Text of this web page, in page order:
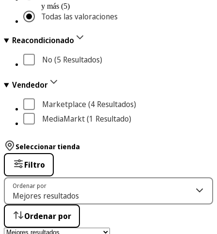
y más (5)
Todas las valoraciones
Reacondicionado
No (5 Resultados)
Vendedor
Marketplace (4 Resultados)
MediaMarkt (1 Resultado)
Seleccionar tienda
Filtro
Ordenar por
Ordenar por